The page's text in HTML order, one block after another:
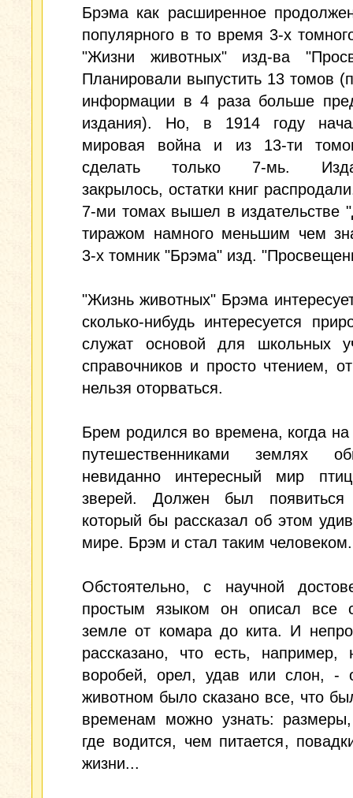
Брэма как расширенное
популярного в то время 3-х
"Жизни животных" изд-ва
Планировали выпустить 13 томов
информации в 4 раза больше
издания). Но, в 1914 году
мировая война и из 13-ти
сделать только 7-мь.
закрылось, остатки книг
7-ми томах вышел в издательстве
тиражом намного меньшим чем
3-х томник "Брэма" изд.
"Жизнь животных" Брэма
сколько-нибудь интересуется
служат основой для школьных
справочников и просто чтением, от
нельзя оторваться.
Брем родился во времена, когда на
путешественниками землях
невиданно интересный мир
зверей. Должен был появиться
который бы рассказал об этом
мире. Брэм и стал таким человеком.
Обстоятельно, с научной
простым языком он описал все
земле от комара до кита. И
рассказано, что есть, например,
воробей, орел, удав или слон, -
животном было сказано все, что
временам можно узнать: размеры,
где водится, чем питается,
жизни...